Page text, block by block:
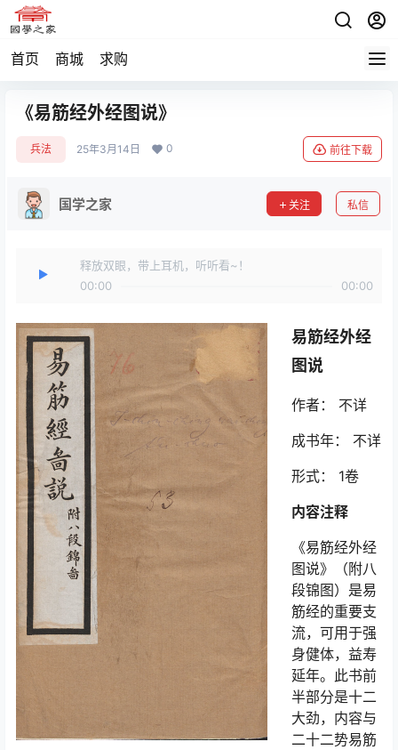
首页 商城 求购
《易筋经外经图说》
兵法 25年3月14日 0 前往下载
国学之家 关注 私信
释放双眼，带上耳机，听听看~！
00:00
00:00
易筋经外经
图说
作者： 不详
成书年： 不详
形式： 1卷
内容注释
《易筋经外经
图说》（附八
段锦图）是易
筋经的重要支
流，可用于强
身健体，益寿
延年。此书前
半部分是十二
大劲，内容与
二十二势易筋